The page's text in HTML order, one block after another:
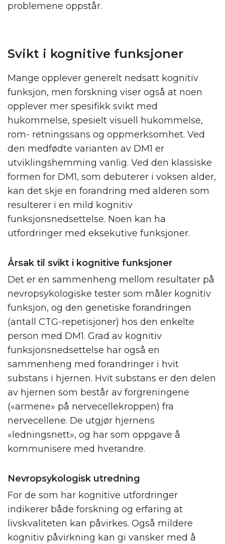
problemene oppstår.
Svikt i kognitive funksjoner
Mange opplever generelt nedsatt kognitiv
funksjon, men forskning viser også at noen
opplever mer spesifikk svikt med
hukommelse, spesielt visuell hukommelse,
rom- retningssans og oppmerksomhet. Ved
den medfødte varianten av DM1 er
utviklingshemming vanlig. Ved den klassiske
formen for DM1, som debuterer i voksen alder,
kan det skje en forandring med alderen som
resulterer i en mild kognitiv
funksjonsnedsettelse. Noen kan ha
utfordringer med eksekutive funksjoner.
Årsak til svikt i kognitive funksjoner
Det er en sammenheng mellom resultater på
nevropsykologiske tester som måler kognitiv
funksjon, og den genetiske forandringen
(antall CTG-repetisjoner) hos den enkelte
person med DM1. Grad av kognitiv
funksjonsnedsettelse har også en
sammenheng med forandringer i hvit
substans i hjernen. Hvit substans er den delen
av hjernen som består av forgreningene
(«armene» på nervecellekroppen) fra
nervecellene. De utgjør hjernens
«ledningsnett», og har som oppgave å
kommunisere med hverandre.
Nevropsykologisk utredning
For de som har kognitive utfordringer
indikerer både forskning og erfaring at
livskvaliteten kan påvirkes. Også mildere
kognitiv påvirkning kan gi vansker med å